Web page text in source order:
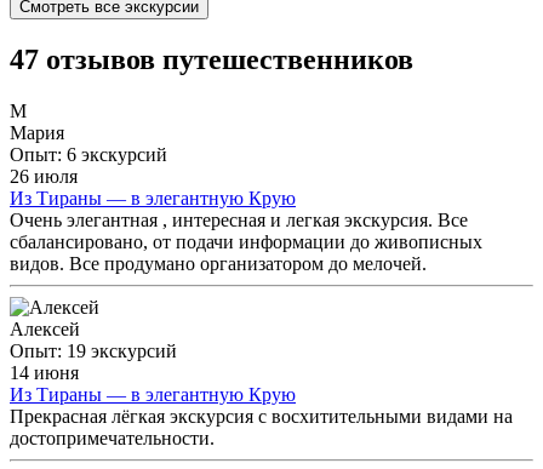
Смотреть все экскурсии
47 отзывов путешественников
М
Мария
Опыт: 6 экскурсий
26 июля
Из Тираны — в элегантную Крую
Очень элегантная , интересная и легкая экскурсия. Все
сбалансировано, от подачи информации до живописных
видов. Все продумано организатором до мелочей.
Алексей
Опыт: 19 экскурсий
14 июня
Из Тираны — в элегантную Крую
Прекрасная лёгкая экскурсия с восхитительными видами на
достопримечательности.